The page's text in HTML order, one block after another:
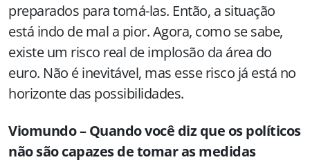
preparados para tomá-las. Então, a situação
está indo de mal a pior. Agora, como se sabe,
existe um risco real de implosão da área do
euro. Não é inevitável, mas esse risco já está no
horizonte das possibilidades.
Viomundo – Quando você diz que os políticos
não são capazes de tomar as medidas